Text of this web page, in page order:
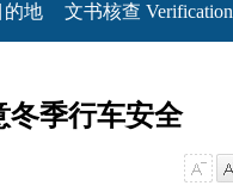
的地 文书核查 Verification
冬季行车安全